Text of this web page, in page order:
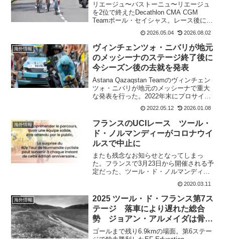
リエージュ〜バストーニュ〜リエージュ
を2位で終えたDecathlon CMA CGM
Teamポール・セイシャス。レース後にツ
ール・ド・フランス出場を決定すること
になっていたが、チームは良い決断をし
た。19歳のフランスの至宝はツール・
ド・フ...
2026.05.04 2026.08.02
海外情報
ヴィンチェンツォ・ニバリが地元
のメッシーナのステージ終了後に
今シーズン後の去就を発表
Astana Qazaqstan Teamのヴィンチェン
ツォ・ニバリが地元のメッシーナで重大
な発表を行った。2022年末にプロサイク
リストを引退すると、ジロ第5ステージ終
了後のインタビューで発表。その第5ステ
ージが、彼の故郷であるメッシーナ...
2022.05.12 2026.01.08
海外情報
フランスのUCIレース ツール・
ド・ノルマンディーがコロナウイ
ルスで中止に
またも残念なお知らせとなってしまっ
た。フランスで3月23日から開催される予
定だった、ツール・ド・ノルマンディー
(2.2)が中止となった。これはフランス政
府が打ち出した1000人以上の観客がいる
イベントを中止するという措置によるも
の。ツール・...
2020.03.11
海外情報
2025 ツール・ド・フランス第7ス
テージ 落車により遅れた総合
勢 ジョアン・アルメイダは骨
折!
ゴールまで残り6.9kmの場面。第6ステー